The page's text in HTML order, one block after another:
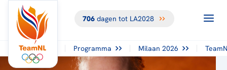
706dagen tot LA2028
Programma Milaan 2026